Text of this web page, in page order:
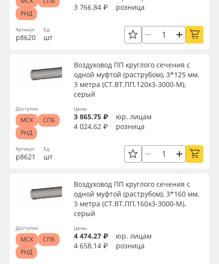
Артикул
р8620
Ед.
шт
3 766.84 ₽
розница
РНД
Артикул
р8621
Воздуховод ПП круглого сечения с
одной муфтой (раструбом), 3*125 мм,
3 метра (СТ.ВТ.ПП.120х3-3000-М),
серый
Ед.
шт
Цены
3 865.75 ₽
юр. лицам
4 024.62 ₽
розница
Доступно
МСК
СПБ
РНД
Воздуховод ПП круглого сечения с
одной муфтой (раструбом), 3*160 мм,
3 метра (СТ.ВТ.ПП.160х3-3000-М),
серый
Цены
4 474.27 ₽
юр. лицам
4 658.14 ₽
розница
Доступно
МСК
СПБ
РНД